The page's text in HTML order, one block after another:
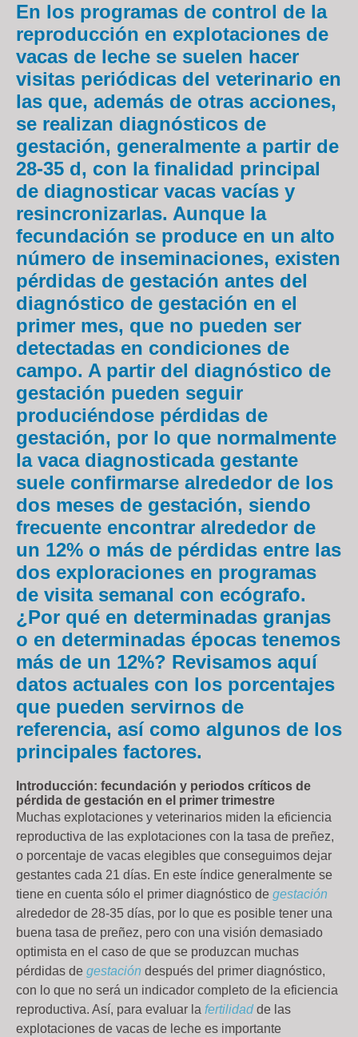
En los programas de control de la
reproducción en explotaciones de
vacas de leche se suelen hacer
visitas periódicas del veterinario en
las que, además de otras acciones,
se realizan diagnósticos de
gestación, generalmente a partir de
28-35 d, con la finalidad principal
de diagnosticar vacas vacías y
resincronizarlas. Aunque la
fecundación se produce en un alto
número de inseminaciones, existen
pérdidas de gestación antes del
diagnóstico de gestación en el
primer mes, que no pueden ser
detectadas en condiciones de
campo. A partir del diagnóstico de
gestación pueden seguir
produciéndose pérdidas de
gestación, por lo que normalmente
la vaca diagnosticada gestante
suele confirmarse alrededor de los
dos meses de gestación, siendo
frecuente encontrar alrededor de
un 12% o más de pérdidas entre las
dos exploraciones en programas
de visita semanal con ecógrafo.
¿Por qué en determinadas granjas
o en determinadas épocas tenemos
más de un 12%? Revisamos aquí
datos actuales con los porcentajes
que pueden servirnos de
referencia, así como algunos de los
principales factores.
Introducción: fecundación y periodos críticos de
pérdida de gestación en el primer trimestre
Muchas explotaciones y veterinarios miden la eficiencia
reproductiva de las explotaciones con la tasa de preñez,
o porcentaje de vacas elegibles que conseguimos dejar
gestantes cada 21 días. En este índice generalmente se
tiene en cuenta sólo el primer diagnóstico de gestación
alrededor de 28-35 días, por lo que es posible tener una
buena tasa de preñez, pero con una visión demasiado
optimista en el caso de que se produzcan muchas
pérdidas de gestación después del primer diagnóstico,
con lo que no será un indicador completo de la eficiencia
reproductiva. Así, para evaluar la fertilidadde las
explotaciones de vacas de leche es importante